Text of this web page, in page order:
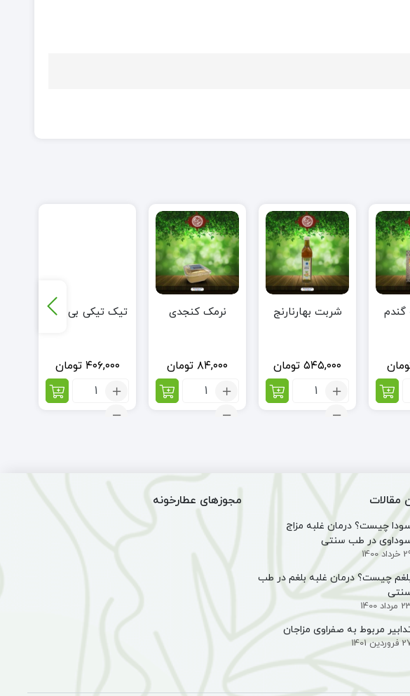
گندم شربت بهارنارنج
۵۴۵,۰۰۰ تومان
تعداد:
نرمک کنجدی
۸۴,۰۰۰ تومان
تعداد:
تیک تیکی بی صدا
۴۰۶,۰۰۰ تومان
تعداد:
مقالات
چیست؟ درمان غلبه مزاج
در طب سنتی
1400
چیست؟ درمان غلبه بلغم در طب
1400
مربوط به صفراوی مزاجان
1401
مجوزهای عطارخونه